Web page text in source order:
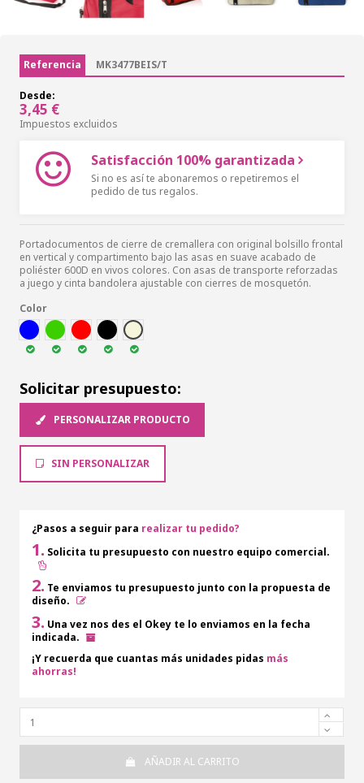
Referencia MK3477BEIS/T
Desde:
3,45 €
Impuestos excluidos
Satisfacción 100% garantizada
Si no es así te abonaremos o repetiremos el
pedido de tus regalos.
Portadocumentos de cierre de cremallera con original bolsillo frontal
en vertical y compartimento bajo las asas en suave acabado de
poliéster 600D en vivos colores. Con asas de transporte reforzadas
a juego y cinta bandolera ajustable con cierres de mosquetón.
Color
AZUL
VER ROJ NEG BEI
Solicitar presupuesto:
PERSONALIZAR PRODUCTO
SIN PERSONALIZAR
¿Pasos a seguir para realizar tu pedido?
1. Solicita tu presupuesto con nuestro equipo comercial.
2. Te enviamos tu presupuesto junto con la propuesta de
diseño.
3. Una vez nos des el Okey te lo enviamos en la fecha
indicada.
¡Y recuerda que cuantas más unidades pidas más
ahorras!
AÑADIR AL CARRITO